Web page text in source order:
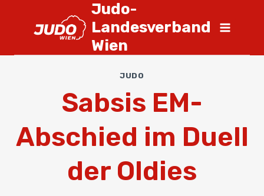
Judo-
Landesverband
Wien
JUDO
Sabsis EM-
Abschied im Duell
der Oldies